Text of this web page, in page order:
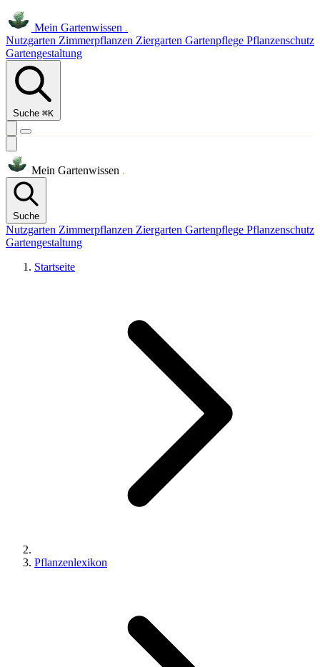
Mein Gartenwissen .
Nutzgarten Zimmerpflanzen Ziergarten Gartenpflege Pflanzenschutz
Gartengestaltung
Suche ⌘K
Mein Gartenwissen .
Suche
Nutzgarten Zimmerpflanzen Ziergarten Gartenpflege Pflanzenschutz
Gartengestaltung
Startseite
Pflanzenlexikon